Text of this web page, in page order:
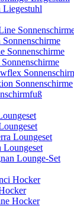
Liegestuhl
Sonnenschirme
Sonnenschirme
Loungeset
Loungeset
Lounge-Set
Hocker
Hocker